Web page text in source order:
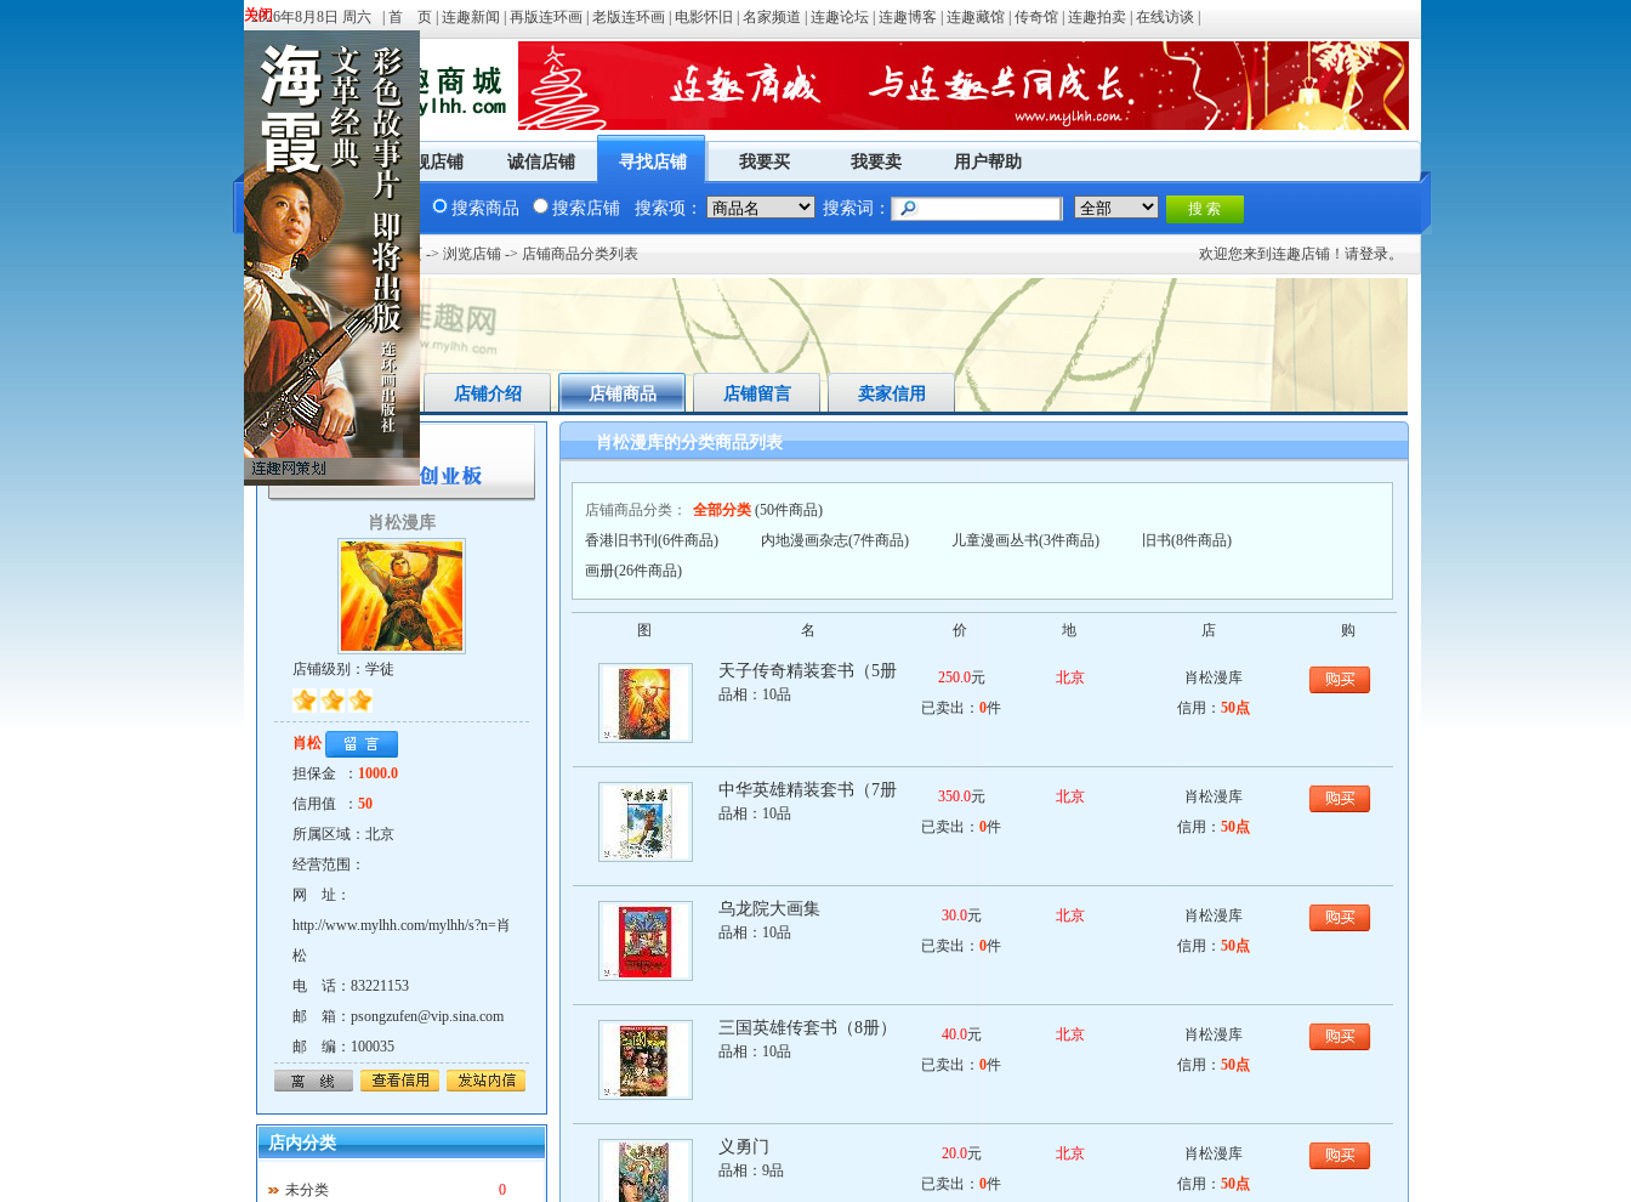
关闭
关闭
2026年8月8日 周六 | 首 页 连趣新闻 再版连环画 老版连环画 电影怀旧 名家频道 连趣论坛 连趣博客 连趣藏馆 传奇馆 连趣拍卖 在线访谈
商城首页 旗舰店铺 诚信店铺 寻找店铺 我要买 我要卖 用户帮助
搜索商品 搜索店铺 搜索项： 搜索词：
您现在的位置：商城首页 -> 浏览店铺 -> 店铺商品分类列表 欢迎您来到连趣店铺！请登录。
店铺首页 店铺介绍 店铺商品 店铺留言 卖家信用
肖松漫库
店铺级别：学徒
肖松
担保金 ： 1000.0
信用值 ： 50
所属区域：北京
经营范围：
网 址：
http://www.mylhh.com/mylhh/s?n=肖
松
电 话：83221153
邮 箱：psongzufen@vip.sina.com
邮 编：100035
店内分类
未分类
0
肖松漫库的分类商品列表
店铺商品分类： 全部分类 (50件商品)
香港旧书刊(6件商品)
内地漫画杂志(7件商品) 儿童漫画丛书(3件商品)
旧书(8件商品)
画册(26件商品)
图 名 价 地 店 购
天子传奇精装套书（5册
品相： 10品
250.0元
已卖出： 0件
北京
肖松漫库
信用： 50点
中华英雄精装套书（7册
品相： 10品
350.0元
已卖出： 0件
北京
肖松漫库
信用： 50点
乌龙院大画集
品相： 10品
30.0元
已卖出： 0件
北京
肖松漫库
信用： 50点
三国英雄传套书（8册）
品相： 10品
40.0元
已卖出： 0件
北京
肖松漫库
信用： 50点
义勇门
品相： 9品
20.0元
已卖出： 0件
北京
肖松漫库
信用： 50点